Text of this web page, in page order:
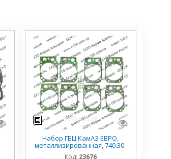
Набор ГБЦ КамАЗ ЕВРО,
металлизированная, 740.30-
1003213
Код: 23676